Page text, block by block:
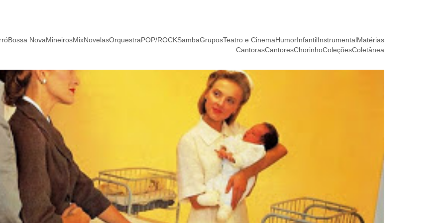
Bossa NovaMineirosMixNovelasOrquestraPOP/ROCKSambaGruposTeatro e CinemaHumorInfantilInstrumentalMatérias
CantorasCantoresChorinhoColeçõesColetânea